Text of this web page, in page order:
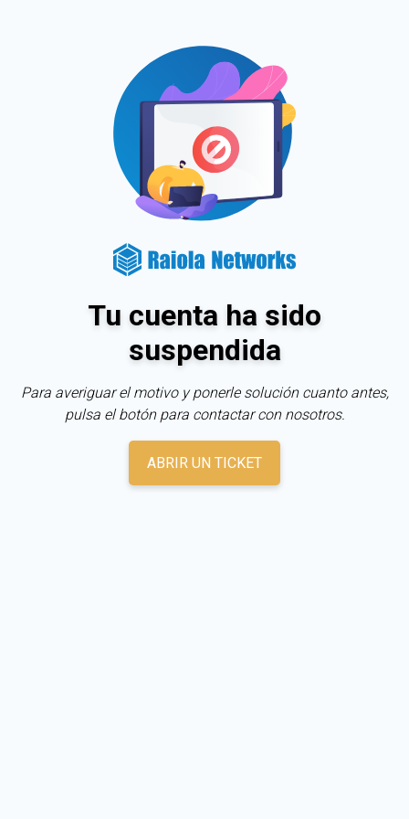
Tu cuenta ha sido
suspendida
Para averiguar el motivo y ponerle solución cuanto antes,
pulsa el botón para contactar con nosotros.
ABRIR UN TICKET